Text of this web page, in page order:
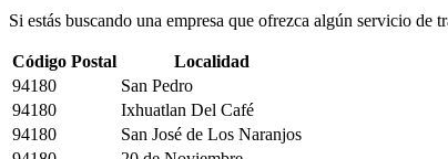
Si estás buscando una empresa que ofrezca algún servicio de
Código Postal
Localidad
94180
San Pedro
94180
Ixhuatlan Del Café
94180
San José de Los Naranjos